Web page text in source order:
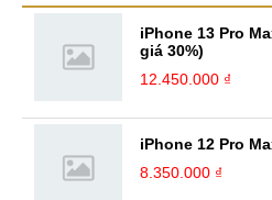
iPhone 13 Pro
giá 30%)
12.450.000 ₫
iPhone 12 Pro
8.350.000 ₫